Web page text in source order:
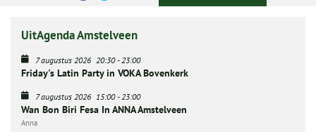
UitAgenda Amstelveen
7 augustus 2026 20:30-23:00
Friday's Latin Party in VOKA Bovenkerk
7 augustus 2026 15:00-23:00
Wan Bon Biri Fesa In ANNA Amstelveen
Anna